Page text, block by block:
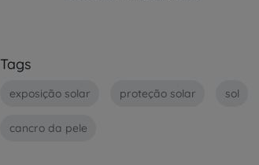
Tags
exposição solar proteção solar sol
cancro da pele